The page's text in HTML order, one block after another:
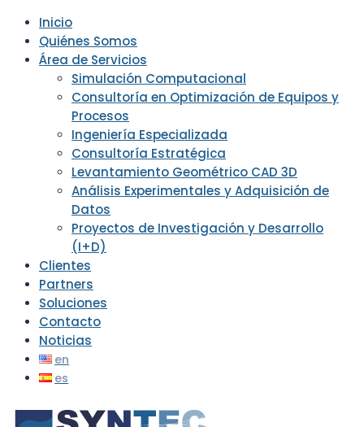
Inicio
Quiénes Somos
Área de Servicios
Simulación Computacional
Consultoría en Optimización de Equipos y
Procesos
Ingeniería Especializada
Consultoría Estratégica
Levantamiento Geométrico CAD 3D
Análisis Experimentales y Adquisición de
Datos
Proyectos de Investigación y Desarrollo
(I+D)
Clientes
Partners
Soluciones
Contacto
Noticias